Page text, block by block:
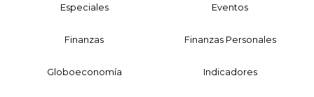
Especiales Eventos
Finanzas Finanzas Personales
Globoeconomía Indicadores